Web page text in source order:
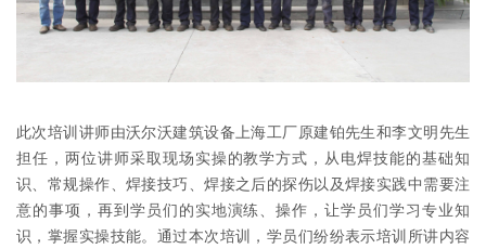
此次培训讲师由沃尔沃建筑设备上海工厂原建铂先生和李文明先生
担任，两位讲师采取现场实操的教学方式，从电焊技能的基础知
识、常规操作、焊接技巧、焊接之后的探伤以及焊接实践中需要注
意的事项，再到学员们的实地演练、操作，让学员们学习专业知
识，掌握实操技能。通过本次培训，学员们纷纷表示培训所讲内容